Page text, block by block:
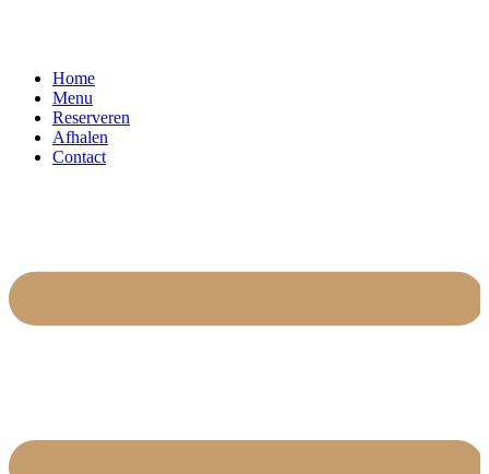
Home
Menu
Reserveren
Afhalen
Contact